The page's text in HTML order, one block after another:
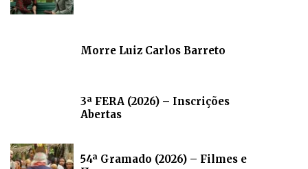
Morre Luiz Carlos Barreto
3ª FERA (2026) – Inscrições
Abertas
54ª Gramado (2026) – Filmes e